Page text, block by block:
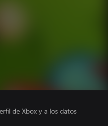
de Xbox y a los datos